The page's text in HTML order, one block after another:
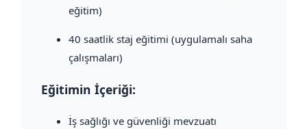
eğitim)
40 saatlik staj eğitimi (uygulamalı saha
çalışmaları)
Eğitimin İçeriği:
İş sağlığı ve güvenliği mevzuatı